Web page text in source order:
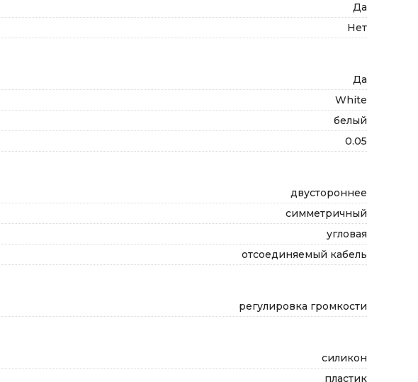
Да
Нет
Да
White
белый
0.05
двустороннее
симметричный
угловая
отсоединяемый кабель
регулировка громкости
силикон
пластик